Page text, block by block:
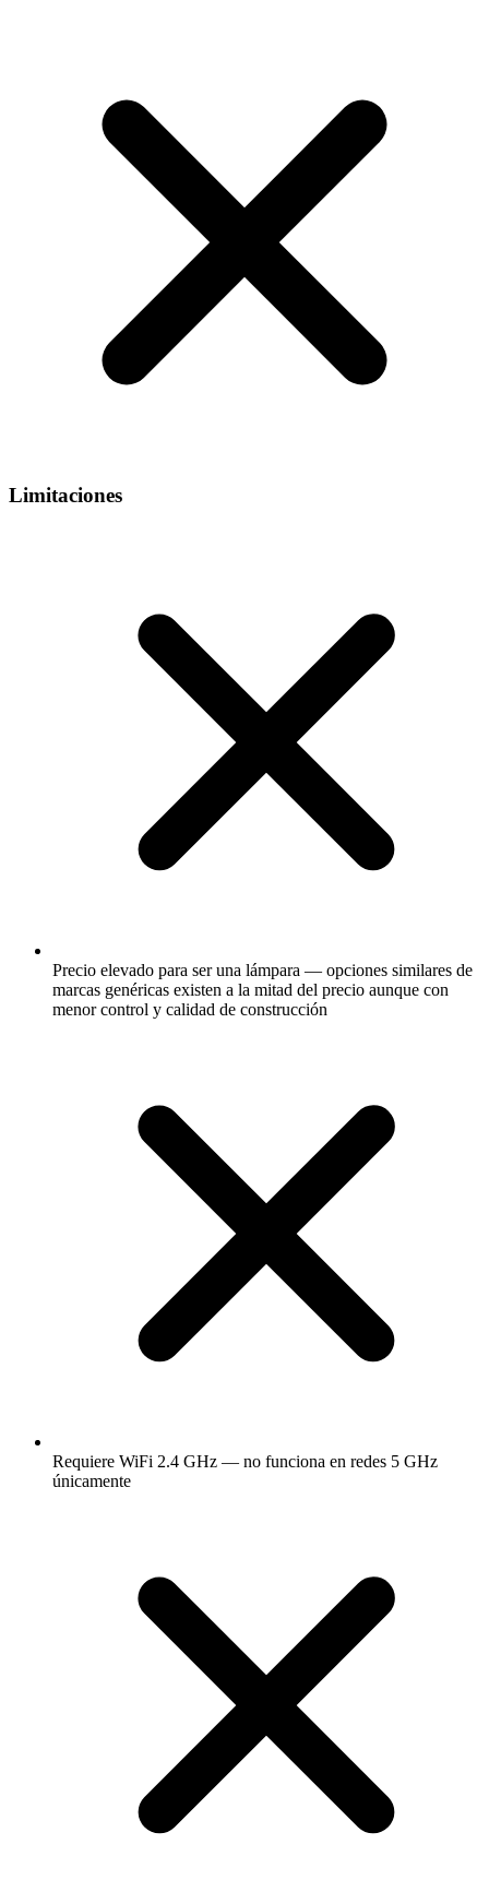
Limitaciones
Precio elevado para ser una lámpara — opciones similares de
marcas genéricas existen a la mitad del precio aunque con
menor control y calidad de construcción
Requiere WiFi 2.4 GHz — no funciona en redes 5 GHz
únicamente